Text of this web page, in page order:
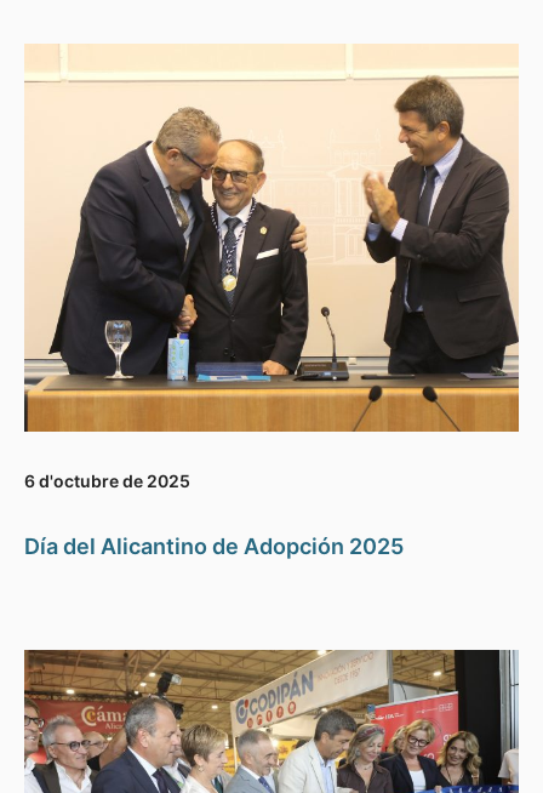
6 d'octubre de 2025
Día del Alicantino de Adopción 2025